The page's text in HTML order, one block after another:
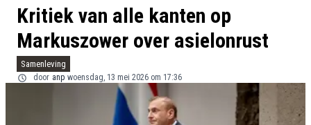
Kritiek van alle kanten op
Markuszower over asielonrust
Samenleving
door anp woensdag, 13 mei 2026 om 17:36